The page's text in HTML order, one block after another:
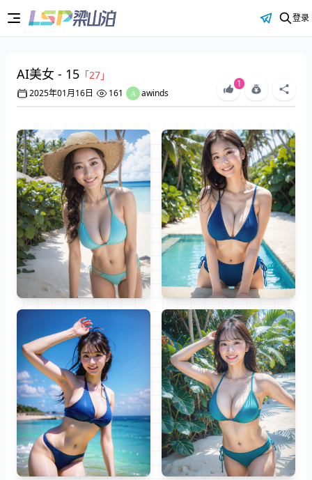
登录
AI美女 - 15 「27」
2025年01月16日 161 awinds
1